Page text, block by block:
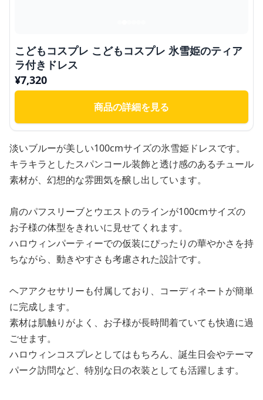
こどもコスプレ こどもコスプレ 氷雪姫のティア
ラ付きドレス
¥7,320
商品の詳細を見る
淡いブルーが美しい100cmサイズの氷雪姫ドレスです。
キラキラとしたスパンコール装飾と透け感のあるチュール
素材が、幻想的な雰囲気を醸し出しています。
肩のパフスリーブとウエストのラインが100cmサイズの
お子様の体型をきれいに見せてくれます。
ハロウィンパーティーでの仮装にぴったりの華やかさを持
ちながら、動きやすさも考慮された設計です。
ヘアアクセサリーも付属しており、コーディネートが簡単
に完成します。
素材は肌触りがよく、お子様が長時間着ていても快適に過
ごせます。
ハロウィンコスプレとしてはもちろん、誕生日会やテーマ
パーク訪問など、特別な日の衣装としても活躍します。